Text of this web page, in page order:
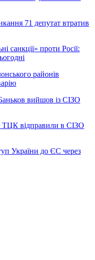
71 депутат втратив
санкції» проти Росії:
районів
вийшов із СІЗО
ТЦК відправили в СІЗО
України до ЄС через